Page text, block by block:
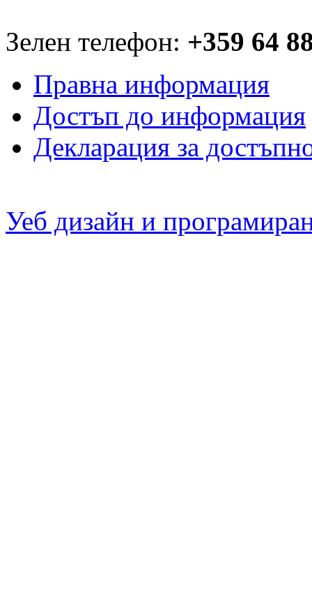
Зелен телефон: +359 64
Правна информация
Достъп до информация
Декларация за
Уеб дизайн и